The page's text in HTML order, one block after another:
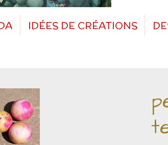
IDÉES DE CRÉATIONS